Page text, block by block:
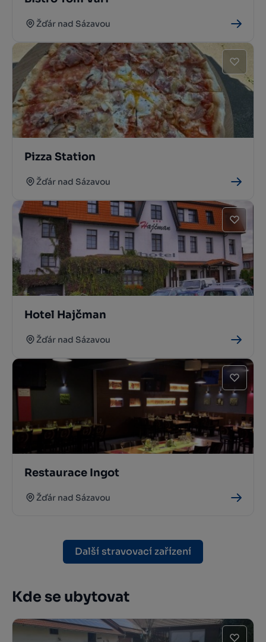
Žďár nad Sázavou
Pizza Station
Žďár nad Sázavou
Hotel Hajčman
Žďár nad Sázavou
Restaurace Ingot
Žďár nad Sázavou
Další stravovací zařízení
Kde se ubytovat